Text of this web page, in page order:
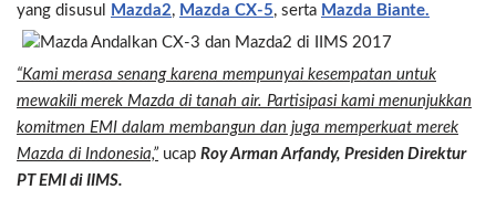
yang disusul
Mazda2, Mazda CX-5, serta Mazda Biante.
“Kami merasa senang karena mempunyai kesempatan untuk
mewakili merek Mazda di tanah air. Partisipasi kami menunjukkan
komitmen EMI dalam membangun dan juga memperkuat merek
Mazda di Indonesia,” ucap Roy Arman Arfandy, Presiden Direktur
PT EMI di IIMS.